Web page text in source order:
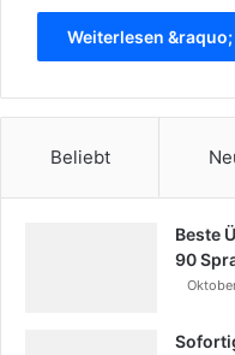
Weiterlesen &raquo;
Beliebt
Beste
90